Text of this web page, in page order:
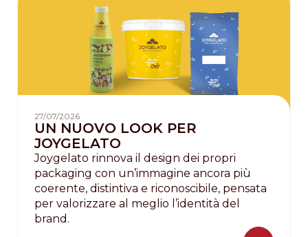
IRCA Since 1919
Maestro Circle Ravifruit
The Signature Collection
27/07/2026
UN NUOVO LOOK PER
JOYGELATO
Joygelato rinnova il design dei propri
packaging con un’immagine ancora più
coerente, distintiva e riconoscibile, pensata
per valorizzare al meglio l’identità del
brand.